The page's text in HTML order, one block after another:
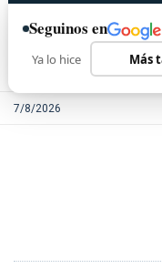
7/8/2026
Seguinos en
Ya lo hice Más